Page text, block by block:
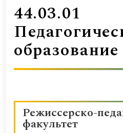
44.03.01
образование
Режиссерско-
факультет